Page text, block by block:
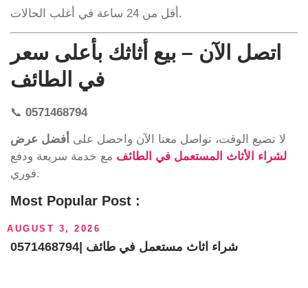
أقل من 24 ساعة في أغلب الحالات.
اتصل الآن – بيع أثاثك بأعلى سعر
في الطائف
📞 0571468794
لا تضيع الوقت، تواصل معنا الآن واحصل على أفضل عرض
لشراء الأثاث المستعمل في الطائف مع خدمة سريعة ودفع
فوري.
Most Popular Post :
AUGUST 3, 2026
شراء اثاث مستعمل في طائف |0571468794